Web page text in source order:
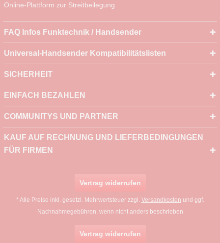
Online-Plattform zur Streitbeilegung
FAQ Infos Funktechnik / Handsender
Universal-Handsender Kompatibilitätslisten
SICHERHEIT
EINFACH BEZAHLEN
COMMUNITYS UND PARTNER
KAUF AUF RECHNUNG UND LIEFERBEDINGUNGEN
FÜR FIRMEN
Vertrag widerrufen
* Alle Preise inkl. gesetzl. Mehrwertsteuer zzgl. Versandkosten und ggf.
Nachnahmegebühren, wenn nicht anders beschrieben
Vertrag widerrufen